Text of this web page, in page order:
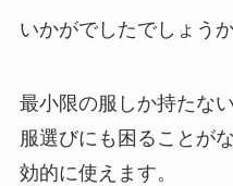
いかがでしたでしょう
最小限の服しか持たな
服選びにも困ることが
効的に使えます。